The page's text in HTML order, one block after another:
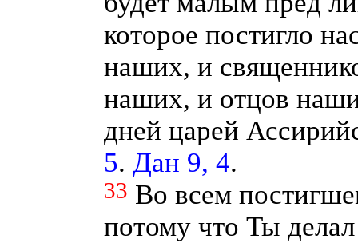
которое постигло
наших, и
наших, и отцов
дней царей
5. Дан 9, 4.
33 Во всем
потому что Ты